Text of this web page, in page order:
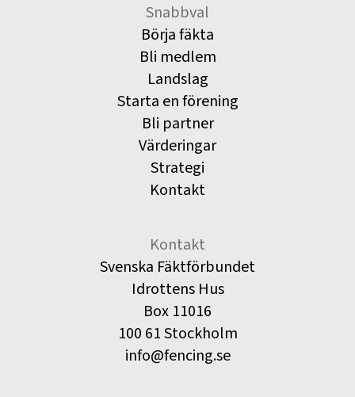
Snabbval
Börja fäkta
Bli medlem
Landslag
Starta en förening
Bli partner
Värderingar
Strategi
Kontakt
Kontakt
Svenska Fäktförbundet
Idrottens Hus
Box 11016
100 61 Stockholm
info@fencing.se